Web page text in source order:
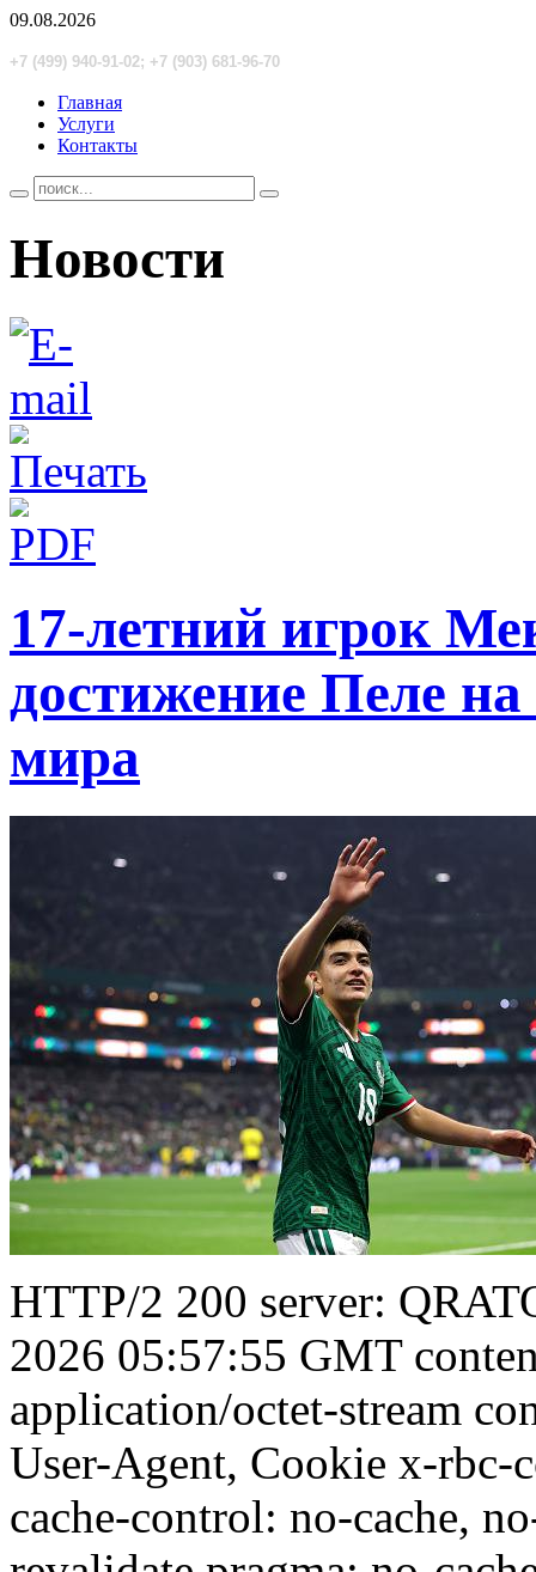
09.08.2026
+7 (499) 940-91-02; +7 (903) 681-96-70
Главная
Услуги
Контакты
Новости
17-летний игрок
достижение Пеле
мира
HTTP/2 200 server:
2026 05:57:55 GMT
application/octet-stream
User-Agent, Cookie x-rbc-
cache-control: no-cache,